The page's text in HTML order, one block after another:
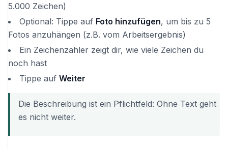
5.000 Zeichen)
Optional: Tippe auf Foto hinzufügen, um bis zu 5
Fotos anzuhängen (z.B. vom Arbeitsergebnis)
Ein Zeichenzähler zeigt dir, wie viele Zeichen du
noch hast
Tippe auf Weiter
Die Beschreibung ist ein Pflichtfeld: Ohne Text geht
es nicht weiter.